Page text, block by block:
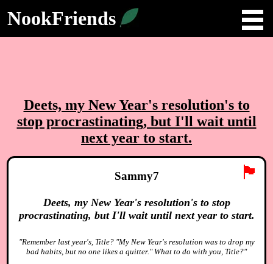
NookFriends
Deets, my New Year's resolution's to
stop procrastinating, but I'll wait until
next year to start.
🏴
Sammy7
Deets, my New Year's resolution's to stop
procrastinating, but I'll wait until next year to start.
"Remember last year's, Title? "My New Year's resolution was to drop my
bad habits, but no one likes a quitter." What to do with you, Title?"